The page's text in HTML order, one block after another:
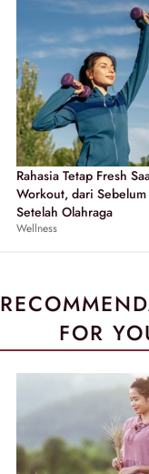
Rahasia Tetap Fresh
Workout, dari Sebelum
Setelah Olahraga
Wellness
FOR